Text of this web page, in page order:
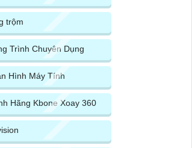
trộm
Trình Chuyên Dụng
Hình Máy Tính
Hãng Kbone Xoay 360